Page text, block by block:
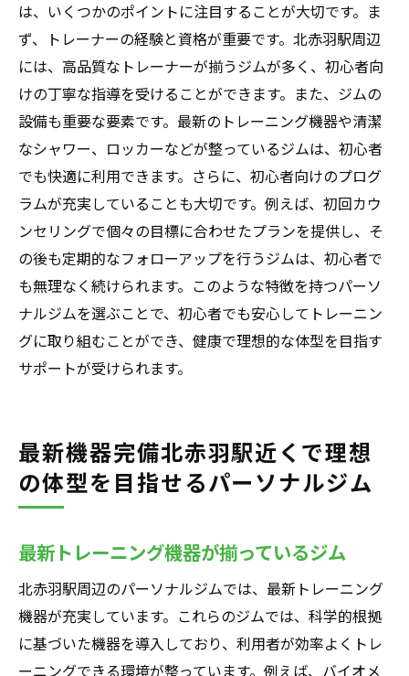
自分に最適なトレーニングプランを提供す
るジム
は、いくつかのポイントに注目することが大切です。ま
ず、トレーナーの経験と資格が重要です。北赤羽駅周辺
には、高品質なトレーナーが揃うジムが多く、初心者向
けの丁寧な指導を受けることができます。また、ジムの
設備も重要な要素です。最新のトレーニング機器や清潔
なシャワー、ロッカーなどが整っているジムは、初心者
でも快適に利用できます。さらに、初心者向けのプログ
ラムが充実していることも大切です。例えば、初回カウ
ンセリングで個々の目標に合わせたプランを提供し、そ
の後も定期的なフォローアップを行うジムは、初心者で
も無理なく続けられます。このような特徴を持つパーソ
ナルジムを選ぶことで、初心者でも安心してトレーニン
グに取り組むことができ、健康で理想的な体型を目指す
サポートが受けられます。
最新機器完備北赤羽駅近くで理想
の体型を目指せるパーソナルジム
最新トレーニング機器が揃っているジム
北赤羽駅周辺のパーソナルジムでは、最新トレーニング
機器が充実しています。これらのジムでは、科学的根拠
に基づいた機器を導入しており、利用者が効率よくトレ
ーニングできる環境が整っています。例えば、バイオメ